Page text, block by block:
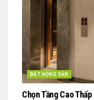
BẤT ĐỘNG SẢN
Chọn Tầng Cao